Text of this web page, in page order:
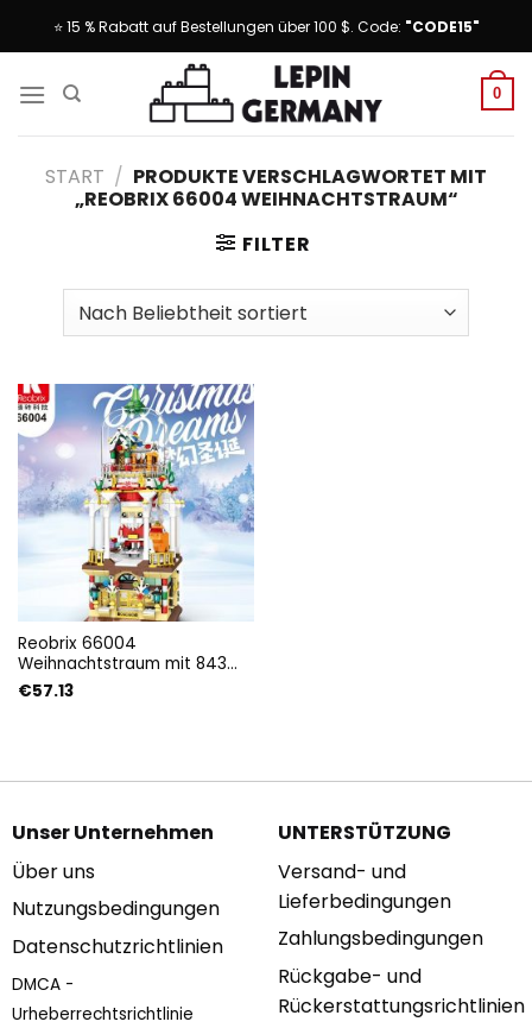
⭐ 15 % Rabatt auf Bestellungen über 100 $. Code: "CODE15"
0
START / PRODUKTE VERSCHLAGWORTET MIT
„REOBRIX 66004 WEIHNACHTSTRAUM“
FILTER
Reobrix 66004
Weihnachtstraum mit 843
Teilen
€57.13
Unser Unternehmen
Über uns
Nutzungsbedingungen
Datenschutzrichtlinien
DMCA -
Urheberrechtsrichtlinie
UNTERSTÜTZUNG
Versand- und
Lieferbedingungen
Zahlungsbedingungen
Rückgabe- und
Rückerstattungsrichtlinien